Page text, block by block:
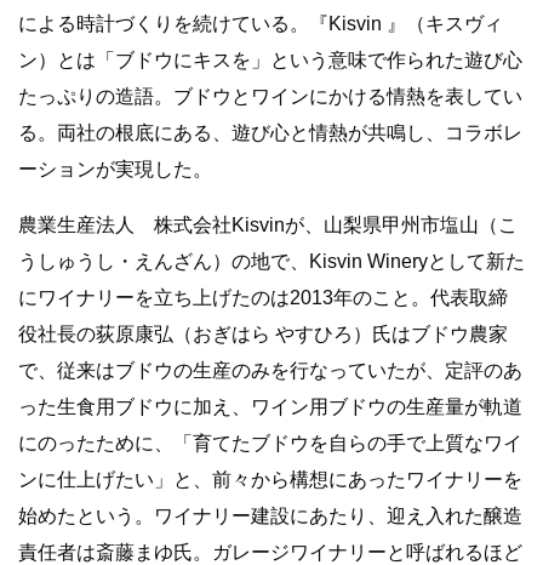
による時計づくりを続けている。『Kisvin 』（キスヴィ
ン）とは「ブドウにキスを」という意味で作られた遊び心
たっぷりの造語。ブドウとワインにかける情熱を表してい
る。両社の根底にある、遊び心と情熱が共鳴し、コラボレ
ーションが実現した。
農業生産法人 株式会社Kisvinが、山梨県甲州市塩山（こ
うしゅうし・えんざん）の地で、Kisvin Wineryとして新た
にワイナリーを立ち上げたのは2013年のこと。代表取締
役社長の荻原康弘（おぎはら やすひろ）氏はブドウ農家
で、従来はブドウの生産のみを行なっていたが、定評のあ
った生食用ブドウに加え、ワイン用ブドウの生産量が軌道
にのったために、「育てたブドウを自らの手で上質なワイ
ンに仕上げたい」と、前々から構想にあったワイナリーを
始めたという。ワイナリー建設にあたり、迎え入れた醸造
責任者は斎藤まゆ氏。ガレージワイナリーと呼ばれるほど